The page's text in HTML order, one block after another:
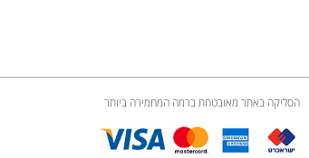
הסליקה באתר מאובטחת ברמה המחמירה ביותר